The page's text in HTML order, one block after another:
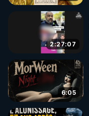
2:27:07
6:05